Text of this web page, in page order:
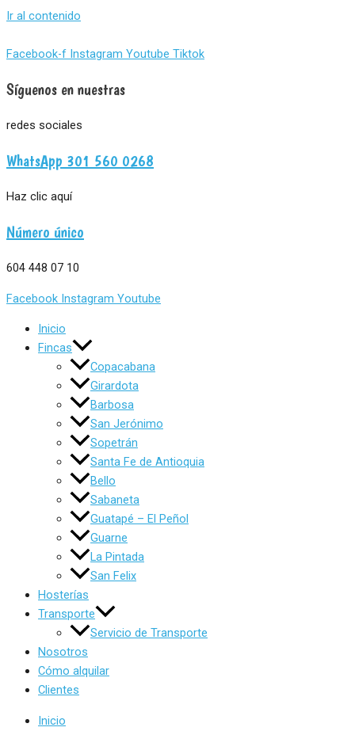
Ir al contenido
Facebook-f Instagram Youtube Tiktok
Síguenos en nuestras
redes sociales
WhatsApp 301 560 0268
Haz clic aquí
Número único
604 448 07 10
Facebook Instagram Youtube
Inicio
Fincas
Copacabana
Girardota
Barbosa
San Jerónimo
Sopetrán
Santa Fe de Antioquia
Bello
Sabaneta
Guatapé – El Peñol
Guarne
La Pintada
San Felix
Hosterías
Transporte
Servicio de Transporte
Nosotros
Cómo alquilar
Clientes
Inicio